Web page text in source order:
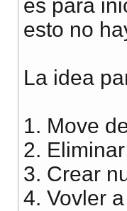
es para
esto no
La idea
1. Move
2.
3. Crear
4. Vovler